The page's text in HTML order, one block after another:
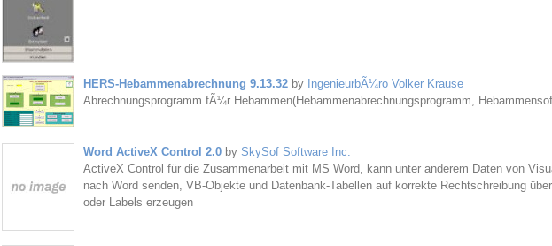
HERS-Hebammenabrechnung 9.13.32by IngenieurbÃ¼ro Volker Krause
Abrechnungsprogramm fÃ¼r Hebammen(Hebammenabrechnungsprogramm,
Word ActiveX Control 2.0by SkySof Software Inc.
ActiveX Control für die Zusammenarbeit mit MS Word, kann unter anderem Daten von
nach Word senden, VB-Objekte und Datenbank-Tabellen auf korrekte Rechtschreibung
oder Labels erzeugen